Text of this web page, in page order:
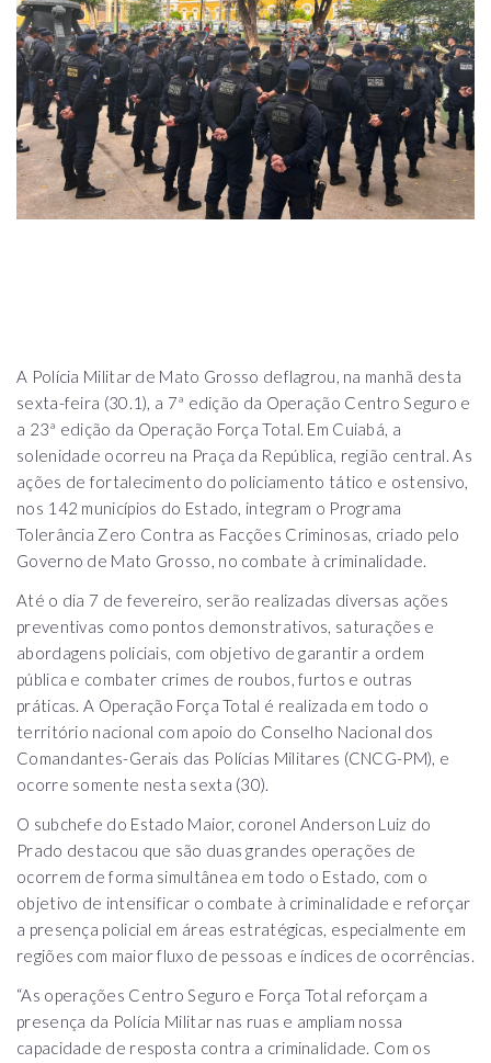
A Polícia Militar de Mato Grosso deflagrou, na manhã desta
sexta-feira (30.1), a 7ª edição da Operação Centro Seguro e
a 23ª edição da Operação Força Total. Em Cuiabá, a
solenidade ocorreu na Praça da República, região central. As
ações de fortalecimento do policiamento tático e ostensivo,
nos 142 municípios do Estado, integram o Programa
Tolerância Zero Contra as Facções Criminosas, criado pelo
Governo de Mato Grosso, no combate à criminalidade.
Até o dia 7 de fevereiro, serão realizadas diversas ações
preventivas como pontos demonstrativos, saturações e
abordagens policiais, com objetivo de garantir a ordem
pública e combater crimes de roubos, furtos e outras
práticas. A Operação Força Total é realizada em todo o
território nacional com apoio do Conselho Nacional dos
Comandantes-Gerais das Polícias Militares (CNCG-PM), e
ocorre somente nesta sexta (30).
O subchefe do Estado Maior, coronel Anderson Luiz do
Prado destacou que são duas grandes operações de
ocorrem de forma simultânea em todo o Estado, com o
objetivo de intensificar o combate à criminalidade e reforçar
a presença policial em áreas estratégicas, especialmente em
regiões com maior fluxo de pessoas e índices de ocorrências.
“As operações Centro Seguro e Força Total reforçam a
presença da Polícia Militar nas ruas e ampliam nossa
capacidade de resposta contra a criminalidade. Com os